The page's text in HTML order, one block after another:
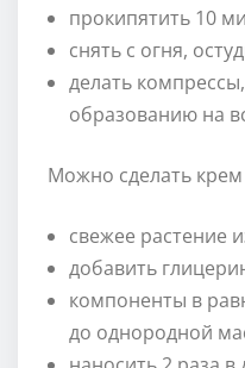
прокипятить 10
снять с огня,
делать
образованию на
Можно сделать
свежее растение
добавить
компоненты в
до однородной